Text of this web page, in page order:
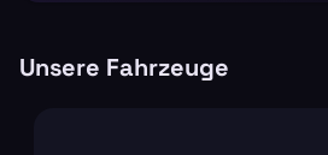
Unsere Fahrzeuge